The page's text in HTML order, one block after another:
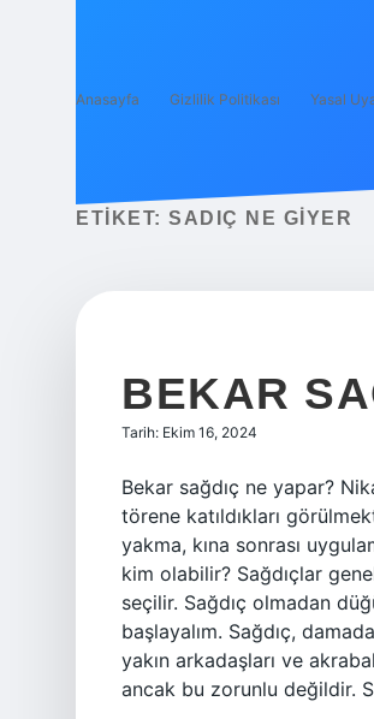
Anasayfa Gizlilik Politikası Yasal
ETIKET: SADIÇ NE GIYER
BEKAR
Tarih: Ekim 16, 2024
Bekar sağdıç ne yapar?
törene katıldıkları
yakma, kına sonrası
kim olabilir? Sağdıçlar
seçilir. Sağdıç olmadan
başlayalım. Sağdıç,
yakın arkadaşları ve
ancak bu zorunlu değildir.